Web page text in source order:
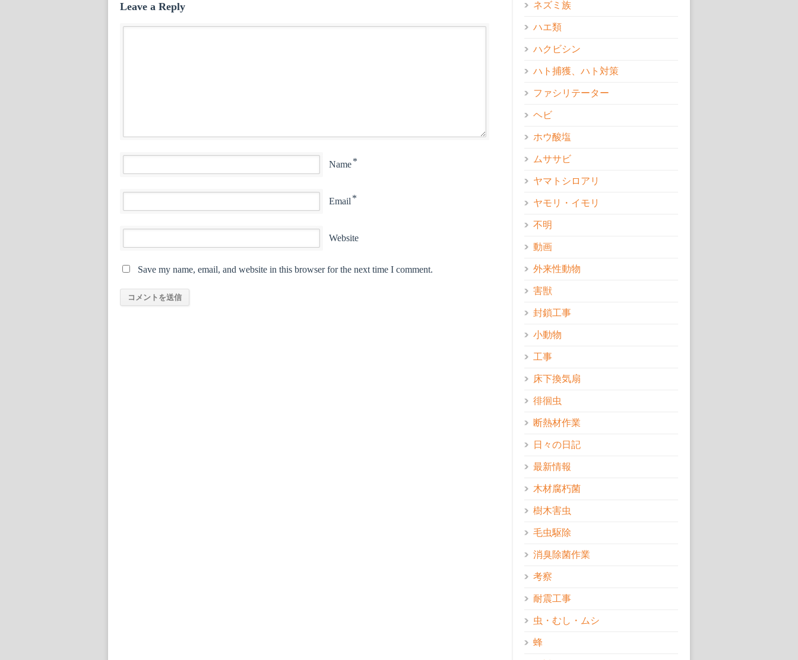
Leave a Reply
Name*
Email *
Website
Save my name, email, and website in this browser for the next time I comment.
ネズミ族
ハエ類
ハクビシン
ハト捕獲、ハト対策
ファシリテーター
ヘビ
ホウ酸塩
ムササビ
ヤマトシロアリ
ヤモリ・イモリ
不明
動画
外来性動物
害獣
封鎖工事
小動物
工事
床下換気扇
徘徊虫
断熱材作業
日々の日記
最新情報
木材腐朽菌
樹木害虫
毛虫駆除
消臭除菌作業
考察
耐震工事
虫・むし・ムシ
蜂